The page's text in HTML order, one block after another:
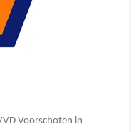
Voorschoten in